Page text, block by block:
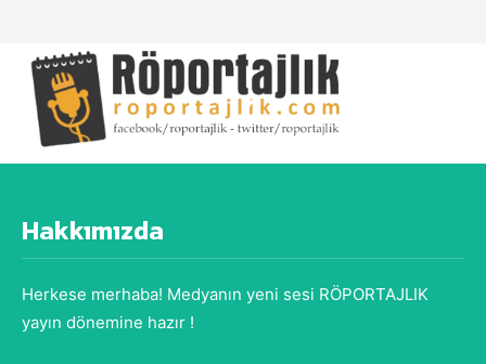
Hakkımızda
Herkese merhaba! Medyanın yeni sesi RÖPORTAJLIK
yayın dönemine hazır !